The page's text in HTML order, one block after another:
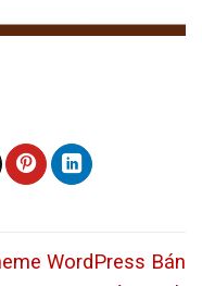
WordPress Bán